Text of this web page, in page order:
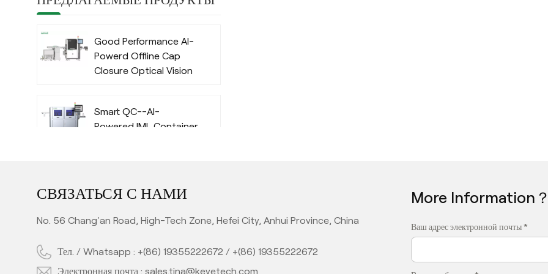
Good Performance AI-
Powerd Offline Cap
Closure Optical Vision
Algorithm
Smart QC--AI-
Powered IML Container
Powered Automatic
Inspection System
Full Automatic Inline
PET Bottle Quality
СВЯЗАТЬСЯ С НАМИ
No. 56 Chang'an Road, High-Tech Zone, Hefei City, Anhui Province, China
Тел. / Whatsapp : +(86) 19355222672 / +(86) 19355222672
Электронная почта :sales.tina@keyetech.com
More Information？
Ваш адрес электронной почты *